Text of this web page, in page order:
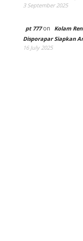
3 September 2025
pt 777on
Kolam
Disporapar Siapkan
16 July 2025